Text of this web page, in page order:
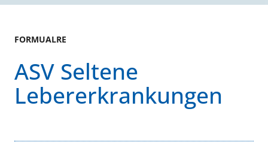
FORMUALRE
ASV Seltene
Lebererkrankungen